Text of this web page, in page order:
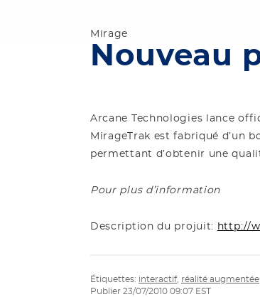
Mirage
Nouveau
Arcane Technologies lance
MirageTrak est fabriqué d’un
permettant d’obtenir une
Pour plus d’information
Description du projuit: http://
Étiquettes: interactif, réalité augmentée
Publier 23/07/2010 09:07 EST